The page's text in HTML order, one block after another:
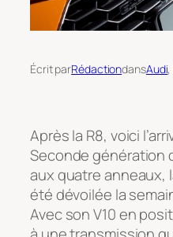
Écrit parRédactiondansAudi,
Après la R8, voici
Seconde génération
aux quatre anneaux,
été dévoilée la
Avec son V10 en